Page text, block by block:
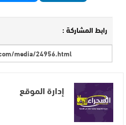
رابط المشاركة :
إدارة الموقع